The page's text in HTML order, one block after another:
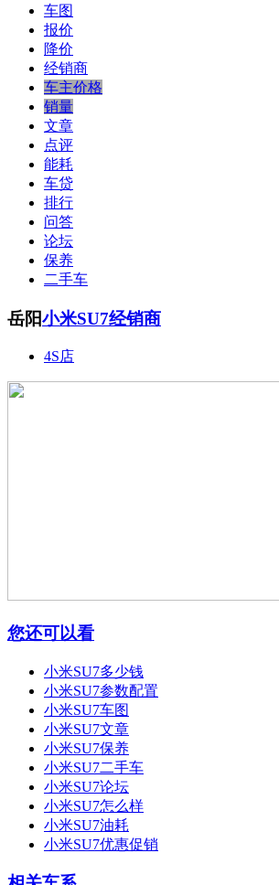
车图
报价
降价
经销商
车主价格
销量
文章
点评
能耗
车贷
排行
问答
论坛
保养
二手车
岳阳小米SU7经销商
4S店
您还可以看
小米SU7多少钱
小米SU7参数配置
小米SU7车图
小米SU7文章
小米SU7保养
小米SU7二手车
小米SU7论坛
小米SU7怎么样
小米SU7油耗
小米SU7优惠促销